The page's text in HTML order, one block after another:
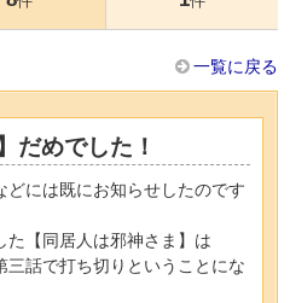
一覧に戻る
だめでした！
どには既にお知らせしたのです
た【同居人は邪神さま】は
話で打ち切りということにな